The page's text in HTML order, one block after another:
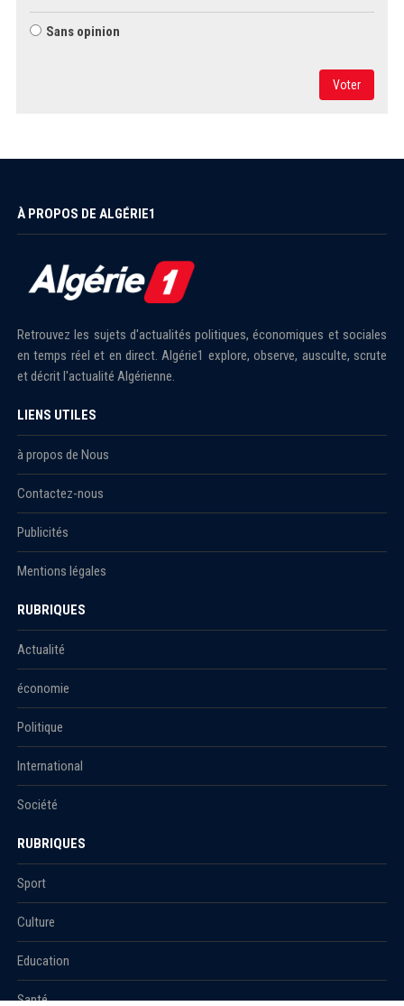
Sans opinion
Voter
À PROPOS DE ALGÉRIE1
Retrouvez les sujets d'actualités politiques, économiques et sociales
en temps réel et en direct. Algérie1 explore, observe, ausculte, scrute
et décrit l'actualité Algérienne.
LIENS UTILES
à propos de Nous
Contactez-nous
Publicités
Mentions légales
RUBRIQUES
Actualité
économie
Politique
International
Société
RUBRIQUES
Sport
Culture
Education
Santé